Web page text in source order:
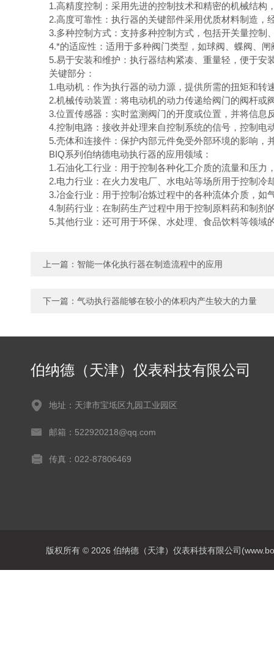
1.高精度控制：采用先进的控制技术和精密的机械结构
2.高度可靠性：执行器的关键部件采用优质材料制造，
3.多种控制方式：支持多种控制方式，包括开关量控制
4.*的适应性：适用于多种阀门类型，如球阀、蝶阀、闸
5.易于安装和维护：执行器结构紧凑、重量轻，便于安
关键部分：
1.电动机：作为执行器的动力源，提供所需的扭矩和转
2.机械传动装置：将电动机的动力传递给阀门的阀杆或
3.位置传感器：实时监测阀门的开度或位置，并将信息
4.控制电路：接收并处理来自控制系统的信号，控制电
5.壳体和连接件：保护内部元件免受外部环境的影响，
BIQ系列伯纳德电动执行器的应用领域：
1.石油化工行业：用于控制各种化工介质的流量和压力
2.电力行业：在火力发电厂、水电站等场所用于控制冷
3.冶金行业：用于控制冶炼过程中的各种流体介质，如
4.制药行业：在制药生产过程中用于控制原料药和制剂
5.其他行业：还可用于环保、水处理、食品饮料等领域
上一篇： 智能一体化执行器在制造流程中的应用
下一篇： 气动执行器能够在较小的体积内产生较大的力量
伯纳德（天津）仪表科技有限公司
地址：天津市宝坻区九园工业园区
邮箱：522920218@qq.com
传真：022-87806469
版权所有 © 2026 伯纳德（天津）仪表科技有限公司